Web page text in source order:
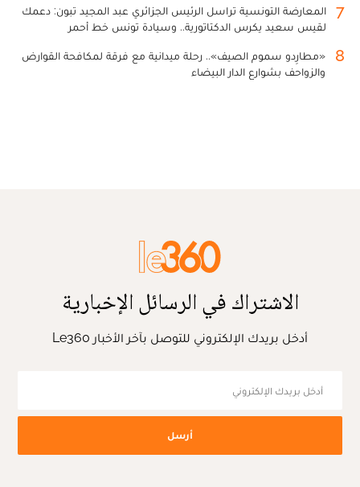
7
المعارضة التونسية تراسل الرئيس الجزائري عبد المجيد تبون: دعمك
لقيس سعيد يكرس الدكتاتورية.. وسيادة تونس خط أحمر
8
«مطارِدو سموم الصيف».. رحلة ميدانية مع فرقة لمكافحة القوارض
والزواحف بشوارع الدار البيضاء
الاشتراك في الرسائل الإخبارية
أدخل بريدك الإلكتروني للتوصل بآخر الأخبار Le360
أرسل